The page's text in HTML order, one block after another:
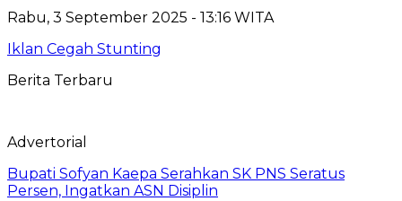
Rabu, 3 September 2025 - 13:16 WITA
Iklan Cegah Stunting
Berita Terbaru
Advertorial
Bupati Sofyan Kaepa Serahkan SK PNS Seratus
Persen, Ingatkan ASN Disiplin